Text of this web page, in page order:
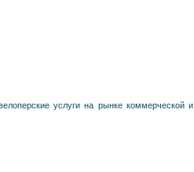
услуги на рынке коммерческой и